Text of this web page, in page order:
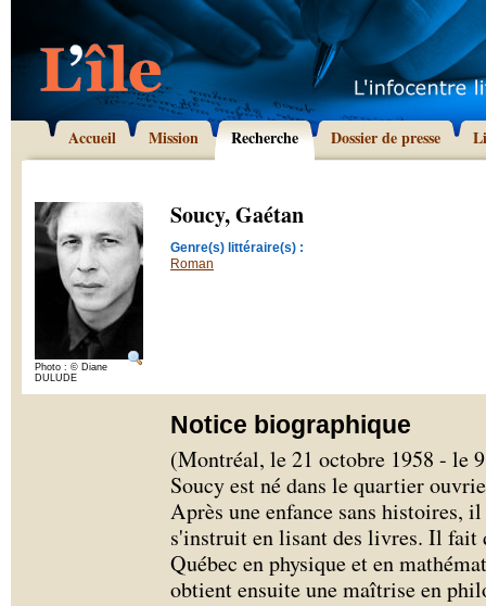
Accueil Mission Recherche Dossier de presse
Photo : © Diane
DULUDE
Soucy, Gaétan
Genre(s) littéraire(s) :
Roman
Notice biographique
(Montréal, le 21 octobre 1958 - le
Soucy est né dans le quartier
Après une enfance sans histoires,
s'instruit en lisant des livres. Il fait
Québec en physique et en
obtient ensuite une maîtrise en